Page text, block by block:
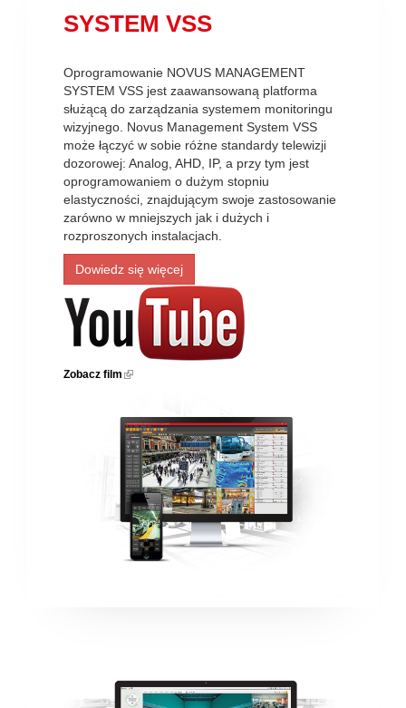
SYSTEM VSS
Oprogramowanie NOVUS MANAGEMENT
SYSTEM VSS jest zaawansowaną platforma
służącą do zarządzania systemem monitoringu
wizyjnego. Novus Management System VSS
może łączyć w sobie różne standardy telewizji
dozorowej: Analog, AHD, IP, a przy tym jest
oprogramowaniem o dużym stopniu
elastyczności, znajdującym swoje zastosowanie
zarówno w mniejszych jak i dużych i
rozproszonych instalacjach.
Dowiedz się więcej
Zobacz film (link is external)